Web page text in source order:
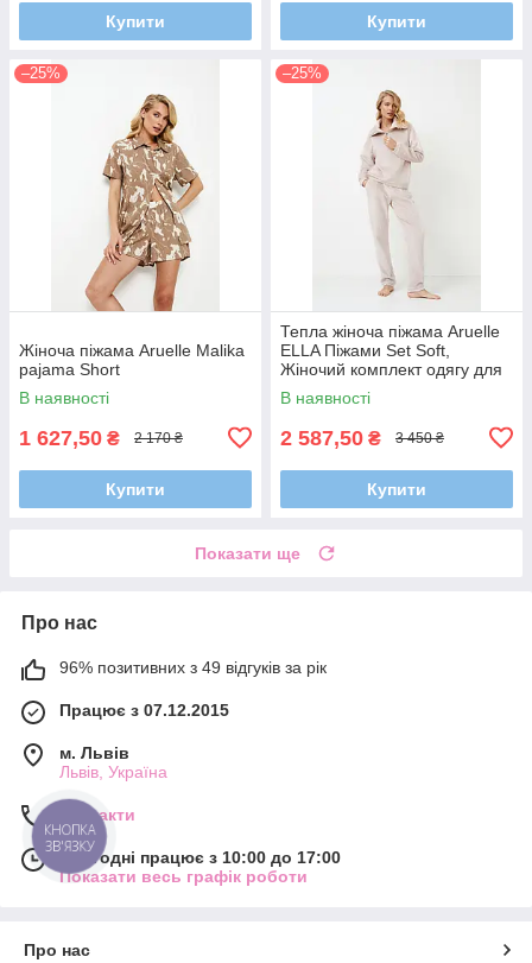
Купити Купити
–25%
Жіноча піжама Aruelle Malika
pajama Short
В наявності
1 627,50 ₴ 2 170 ₴
Купити
–25%
Тепла жіноча піжама Aruelle
ELLA Піжами Set Soft,
Жіночий комплект одягу для
дому та відпочинку
В наявності
2 587,50 ₴ 3 450 ₴
Купити
Показати ще
Про нас
96% позитивних з 49 відгуків за рік
Працює з 07.12.2015
м. Львів
Львів, Україна
Контакти
Сьогодні працює з 10:00 до 17:00
Показати весь графік роботи
Про нас
КНОПКА
ЗВ'ЯЗКУ